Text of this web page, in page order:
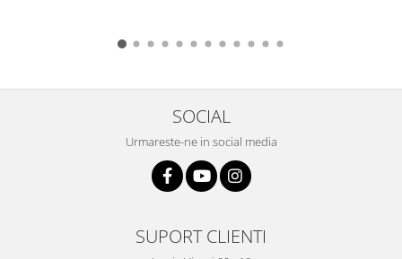
SOCIAL
Urmareste-ne in social media
SUPORT CLIENTI